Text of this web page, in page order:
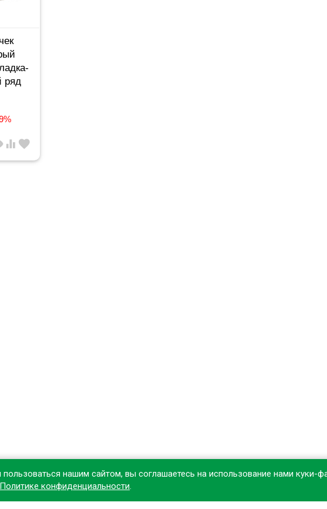
ряд
equalizer favorite
приложение, чтобы делать покупки удобнее!
нашим сайтом, вы соглашаетесь на использование нами куки-
Политике конфиденциальности.